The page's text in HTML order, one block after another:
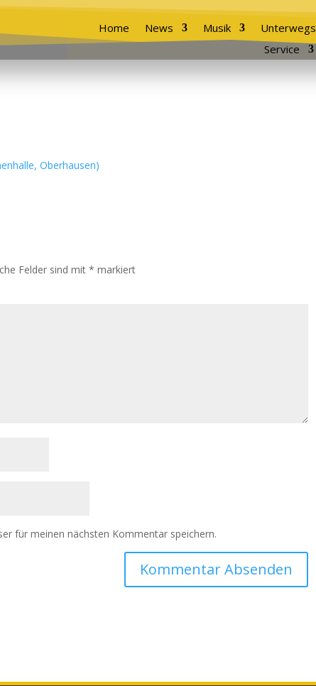
Home News Musik Unterwegs
Service
Felder sind mit * markiert
für meinen nächsten Kommentar speichern.